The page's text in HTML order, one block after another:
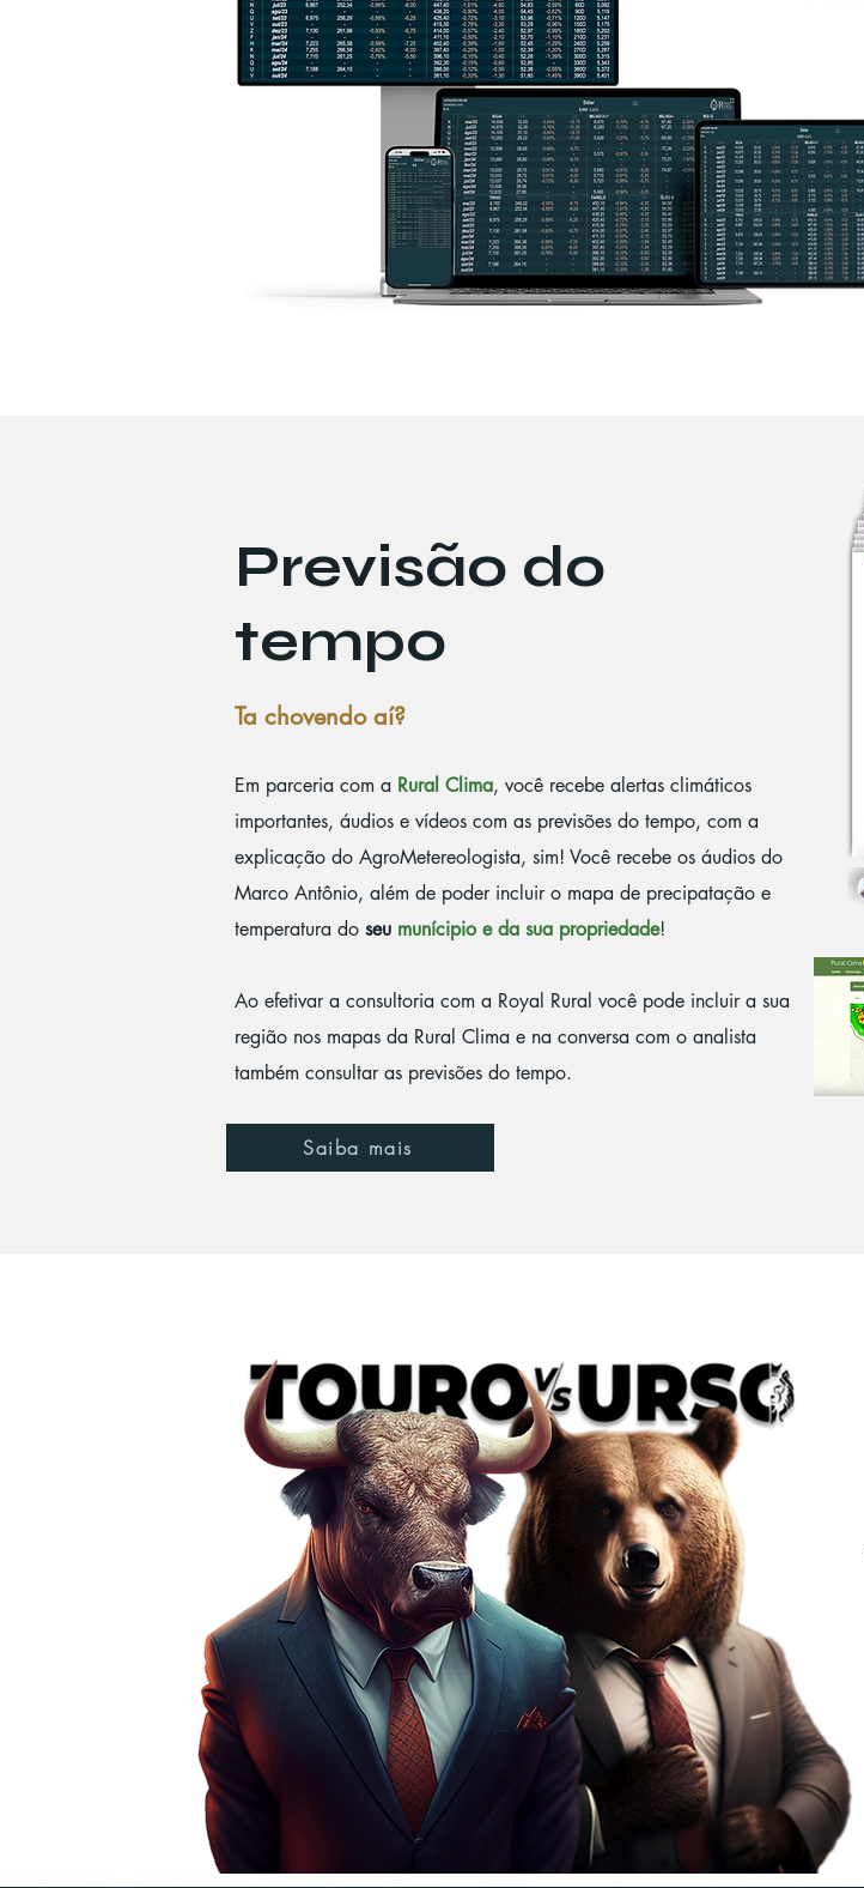
Previsão do
tempo
Ta chovendo aí?
Em parceria com a Rural Clima, você recebe alertas climáticos
importantes, áudios e vídeos com as previsões do tempo, com a
explicação do AgroMetereologista, sim! Você recebe os áudios do
Marco Antônio, além de poder incluir o mapa de precipatação e
temperatura do seu munícipio e da sua propriedade!
Ao efetivar a consultoria com a Royal Rural você pode incluir a sua
região nos mapas da Rural Clima e na conversa com o analista
também consultar as previsões do tempo.
Saiba mais